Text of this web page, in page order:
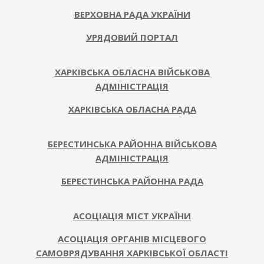
ВЕРХОВНА РАДА УКРАЇНИ
УРЯДОВИЙ ПОРТАЛ
ХАРКІВСЬКА ОБЛАСНА ВІЙСЬКОВА
АДМІНІСТРАЦІЯ
ХАРКІВСЬКА ОБЛАСНА РАДА
БЕРЕСТИНСЬКА РАЙОННА ВІЙСЬКОВА
АДМІНІСТРАЦІЯ
БЕРЕСТИНСЬКА РАЙОННА РАДА
АСОЦІАЦІЯ МІСТ УКРАЇНИ
АСОЦІАЦІЯ ОРГАНІВ МІСЦЕВОГО
САМОВРЯДУВАННЯ ХАРКІВСЬКОЇ ОБЛАСТІ